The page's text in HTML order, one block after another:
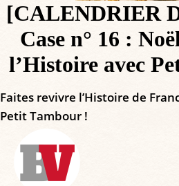
[CALENDRIER
Case n° 16 :
l’Histoire avec
Faites revivre l’Histoire de
Petit Tambour !